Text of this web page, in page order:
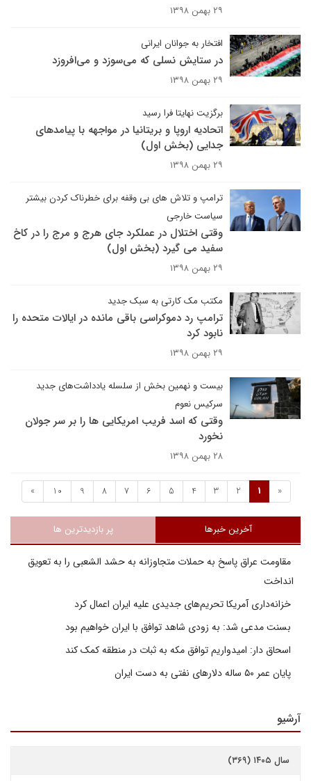
۲۹ بهمن ۱۳۹۸
افتخار به جوانان ایرانی
در ستایش نسلی که می‌سوزد و می‌افروزد
۲۹ بهمن ۱۳۹۸
برگزیت نهایتا فرا رسید
اتحادیه اروپا و بریتانیا در مواجهه با پیامدهای
جدایی (بخش اول)
۲۹ بهمن ۱۳۹۸
ترامپ و تلاش های بی وقفه برای خطرناک کردن بیشتر
سیاست خارجی
وقتی اختلال در عملکرد جای هرج و مرج را در کاخ
سفید می گیرد (بخش اول)
۲۹ بهمن ۱۳۹۸
مکتب مک کارتی به سبک جدید
ترامپ رد دموکراسی باقی مانده در ایالات متحده را
نابود کرد
۲۹ بهمن ۱۳۹۸
بیست و نهمین بخش از سلسله یادداشت‌های جدید
سرکیس نعوم
وقتی که اسد فریب امریکایی ها را بر سر جولان
نخورد
۲۸ بهمن ۱۳۹۸
«
1
2
3
4
5
6
7
8
9
10
»
آخرین خبرها پر بازدیدترین ها
مقاومت عراق پاسخ به حملات متجاوزانه به حشد الشعبی را به تعویق
انداخت
خزانه‌داری آمریکا تحریم‌های جدیدی علیه ایران اعمال کرد
بسنت مدعی شد: به زودی شاهد توافق با ایران خواهیم بود
اسحاق دار: امیدواریم توافق مکه به ثبات در منطقه کمک کند
پایان عمر ۵۰ ساله دلارهای نفتی به دست ایران
آرشیو
سال ۱۴۰۵ (۳۶۹)